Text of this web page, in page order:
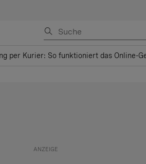
per Kurier: So funktioniert das Online-